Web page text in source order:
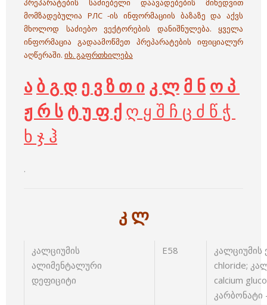
პრეპარატების საძიებელი დაავადებების მიხედვით
მომზადებულია РЛС -ის ინფორმაციის ბაზაზე და აქვს
მხოლოდ საძიებო ვექტორების დანიშნულება. ყველა
ინფორმაცია გადაამოწმეთ პრეპარატების იფიციალურ
აღწერაში. იხ. გაფრთხილება
ა ბ გ დ ე ვ ზ თ ი კ ლ მ ნ ო პ
ჟ რ ს ტ უ ფ ქ ღ ყ შ ჩ ც ძ წ ჭ
ხ ჯ ჰ
.
კ ლ
კალციუმის
ალიმენტალური
დეფიციტი
E58
კალციუმის
chloride;
calcium
კარბონატი